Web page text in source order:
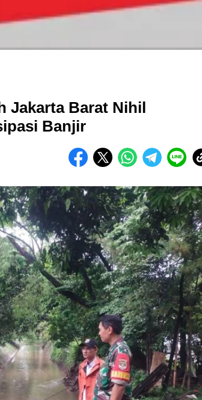
Jakarta Barat Nihil
Banjir